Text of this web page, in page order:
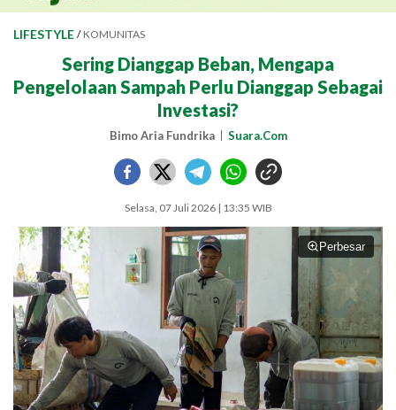
LIFESTYLE / KOMUNITAS
Sering Dianggap Beban, Mengapa
Pengelolaan Sampah Perlu Dianggap Sebagai
Investasi?
Bimo Aria Fundrika Suara.Com
Selasa, 07 Juli 2026 | 13:35 WIB
Perbesar